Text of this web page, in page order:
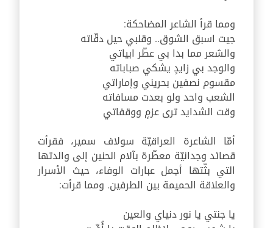
ومما قرأ الشاعر المضاحكة:
جيت اسبق الشوق.. وقلبي حيل دقّاته
والشعر مما بدا بي عطّر ابياتي
والوجد بي زايدٍ يشكي صباباته
مقسوم نصفين بحريني وإماراتي
الشعب واحد ولو بعدت مسافاته
وقت الشدايد ترى عزمٍ ووقفاتي
أمّا الشاعرة العراقيّة سولاف سمير، فقرأت
قصائد وجدانيّة معطّرة بآلام الحنين إلى والدتها
التي بثّتها أجمل عبارات الوفاء، حيث الأسرار
والعلاقة الحميمة بين الطرفين. ومما قرأت:
يا جنتي يا نور دنياي والعين